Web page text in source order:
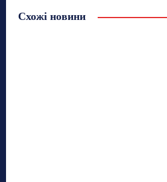
Схожі новини